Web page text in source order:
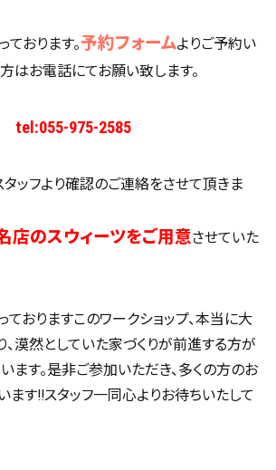
おります。予約フォームよりご予約い
はお電話にてお願い致します。
tel:055-975-2585
ッフより確認のご連絡をさせて頂きま
店のスウィーツをご用意させていた
おりますこのワークショップ、本当に大
漠然としていた家づくりが前進する方が
ます。是非ご参加いただき、多くの方のお
す!!スタッフ一同心よりお待ちいたして